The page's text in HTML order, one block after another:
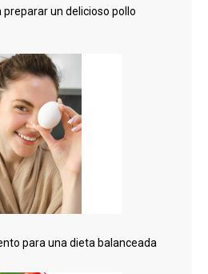
un delicioso pollo
para una dieta balanceada